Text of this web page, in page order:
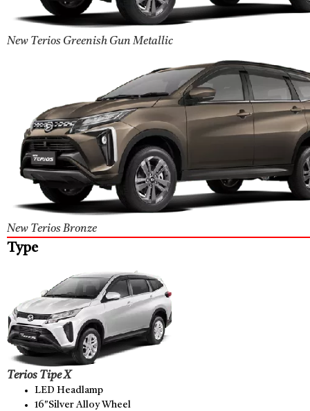
New Terios Greenish Gun Metallic
New Terios Bronze
Type
Terios Tipe X
LED Headlamp
16″Silver Alloy Wheel